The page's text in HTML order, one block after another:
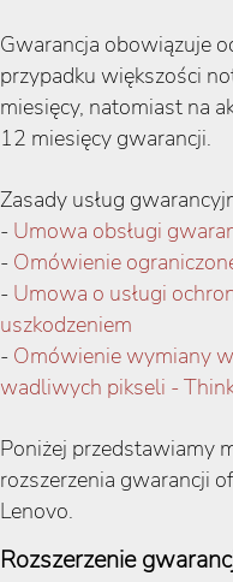
Gwarancja obowiązuje
przypadku większości
miesięcy, natomiast na
12 miesięcy gwarancji.
Zasady usług
- Umowa obsługi
- Omówienie
- Umowa o usługi
uszkodzeniem
- Omówienie wymiany
wadliwych pikseli -
Poniżej przedstawiamy
rozszerzenia gwarancji
Lenovo.
Rozszerzenie